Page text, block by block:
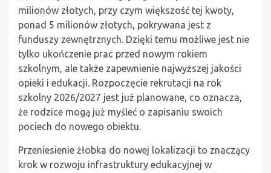
milionów złotych, przy czym większość tej kwoty,
ponad 5 milionów złotych, pokrywana jest z
funduszy zewnętrznych. Dzięki temu możliwe jest nie
tylko ukończenie prac przed nowym rokiem
szkolnym, ale także zapewnienie najwyższej jakości
opieki i edukacji. Rozpoczęcie rekrutacji na rok
szkolny 2026/2027 jest już planowane, co oznacza,
że rodzice mogą już myśleć o zapisaniu swoich
pociech do nowego obiektu.
Przeniesienie żłobka do nowej lokalizacji to znaczący
krok w rozwoju infrastruktury edukacyjnej w